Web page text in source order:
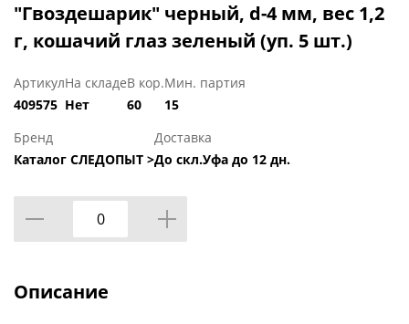
"Гвоздешарик" черный, d-4 мм, вес 1,2
г, кошачий глаз зеленый (уп. 5 шт.)
Артикул
409575
На складе
Нет
В кор.
60
Мин. партия
15
Бренд
Каталог СЛЕДОПЫТ >
Доставка
До скл.Уфа до 12 дн.
Описание